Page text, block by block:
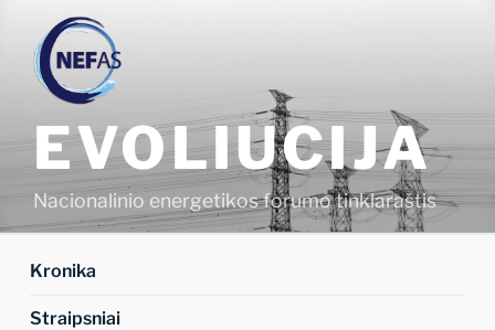
turinio
EVOLIUCIJA
Nacionalinio energetikos forumo tinklaraštis
Kronika
Straipsniai